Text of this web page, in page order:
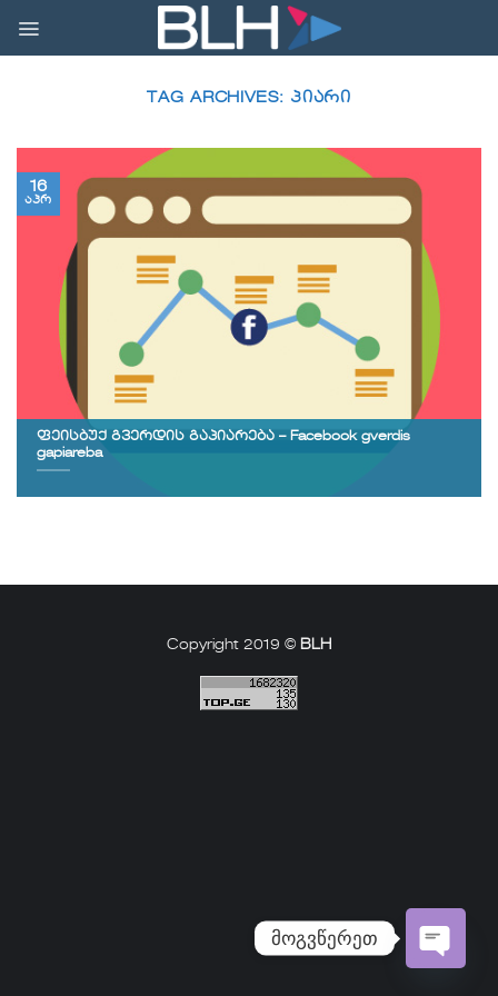
content
TAG ARCHIVES: ᲞᲘᲐᲠᲘ
ფეისბუქ გვერდის გაპიარება – Facebook gverdis
gapiareba
16
აპრ
Copyright 2019 © BLH
მოგვწერეთ